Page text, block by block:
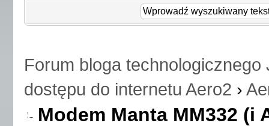
Forum bloga technologicznego
dostępu do internetu Aero2 ›
Modem Manta MM332 (i